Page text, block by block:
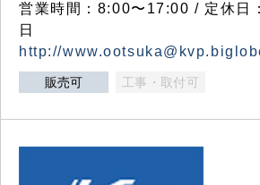
営業時間：8:00〜17:00 / 定休日
日
http://
販売可 工事・取付可